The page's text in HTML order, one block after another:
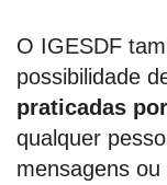
O IGESDF
possibilidade
praticadas
qualquer
mensagens